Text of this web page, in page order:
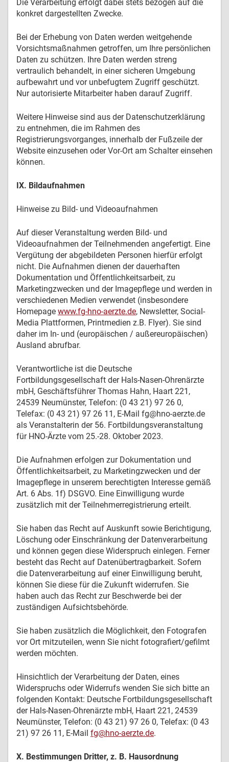
Die Verarbeitung erfolgt dabei stets bezogen auf die
konkret dargestellten Zwecke.
Bei der Erhebung von Daten werden weitgehende
Vorsichtsmaßnahmen getroffen, um Ihre persönlichen
Daten zu schützen. Ihre Daten werden streng
vertraulich behandelt, in einer sicheren Umgebung
aufbewahrt und vor unbefugtem Zugriff geschützt.
Nur autorisierte Mitarbeiter haben darauf Zugriff.
Weitere Hinweise sind aus der Datenschutzerklärung
zu entnehmen, die im Rahmen des
Registrierungsvorganges, innerhalb der Fußzeile der
Website einzusehen oder Vor-Ort am Schalter einsehen
können.
IX. Bildaufnahmen
Hinweise zu Bild- und Videoaufnahmen
Auf dieser Veranstaltung werden Bild- und
Videoaufnahmen der Teilnehmenden angefertigt. Eine
Vergütung der abgebildeten Personen hierfür erfolgt
nicht. Die Aufnahmen dienen der dauerhaften
Dokumentation und Öffentlichkeitsarbeit, zu
Marketingzwecken und der Imagepflege und werden in
verschiedenen Medien verwendet (insbesondere
Homepage www.fg-hno-aerzte.de, Newsletter, Social-
Media Plattformen, Printmedien z.B. Flyer). Sie sind
daher im In- und (europäischen / außereuropäischen)
Ausland abrufbar.
Verantwortliche ist die Deutsche
Fortbildungsgesellschaft der Hals-Nasen-Ohrenärzte
mbH, Geschäftsführer Thomas Hahn, Haart 221,
24539 Neumünster, Telefon: (0 43 21) 97 26 0,
Telefax: (0 43 21) 97 26 11, E-Mail fg@hno-aerzte.de
als Veranstalterin der 56. Fortbildungsveranstaltung
für HNO-Ärzte vom 25.-28. Oktober 2023.
Die Aufnahmen erfolgen zur Dokumentation und
Öffentlichkeitsarbeit, zu Marketingzwecken und der
Imagepflege in unserem berechtigten Interesse gemäß
Art. 6 Abs. 1f) DSGVO. Eine Einwilligung wurde
zusätzlich mit der Teilnehmerregistrierung erteilt.
Sie haben das Recht auf Auskunft sowie Berichtigung,
Löschung oder Einschränkung der Datenverarbeitung
und können gegen diese Widerspruch einlegen. Ferner
besteht das Recht auf Datenübertragbarkeit. Sofern
die Datenverarbeitung auf einer Einwilligung beruht,
können Sie diese für die Zukunft widerrufen. Sie
haben auch das Recht zur Beschwerde bei der
zuständigen Aufsichtsbehörde.
Sie haben zusätzlich die Möglichkeit, den Fotografen
vor Ort mitzuteilen, wenn Sie nicht fotografiert/gefilmt
werden möchten.
Hinsichtlich der Verarbeitung der Daten, eines
Widerspruchs oder Widerrufs wenden Sie sich bitte an
folgenden Kontakt: Deutsche Fortbildungsgesellschaft
der Hals-Nasen-Ohrenärzte mbH, Haart 221, 24539
Neumünster, Telefon: (0 43 21) 97 26 0, Telefax: (0 43
21) 97 26 11, E-Mail fg@hno-aerzte.de.
X. Bestimmungen Dritter, z. B. Hausordnung